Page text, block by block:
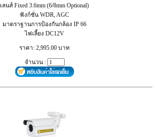
เลนส์ Fixed 3.6mm (6/8mm Optional)
ฟังก์ชั่น WDR, AGC
มาตราฐานการป้องกันกล้อง IP 66
ไฟเลี้ยง DC12V
ราคา: 2,995.00 บาท
จำนวน :